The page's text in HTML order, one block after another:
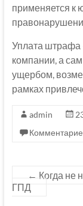
применяется к
Уплата штрафа
компании, а
ущербом,
рамках
admin
← Когда не
ГПД